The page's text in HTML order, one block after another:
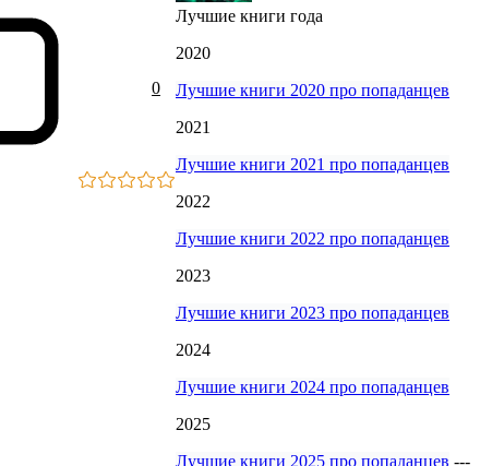
0
Лучшие книги года
2020
Лучшие книги 2020 про попаданцев
2021
Лучшие книги 2021 про попаданцев
2022
Лучшие книги 2022 про попаданцев
2023
Лучшие книги 2023 про попаданцев
2024
Лучшие книги 2024 про попаданцев
2025
Лучшие книги 2025 про попаданцев ---